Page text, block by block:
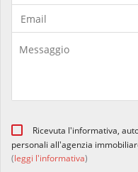
Ricevuta l'informativa,
personali all'agenzia
(leggi l'informativa)